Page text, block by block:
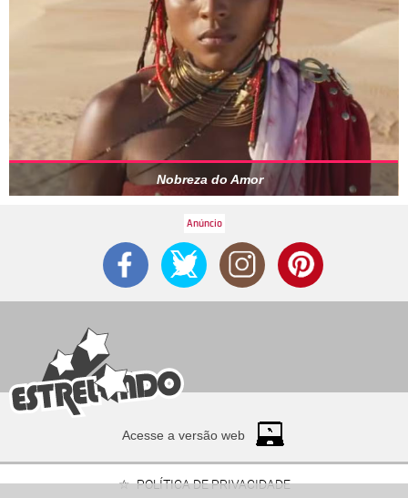
Nobreza do Amor
Acesse a versão web
POLÍTICA DE PRIVACIDADE